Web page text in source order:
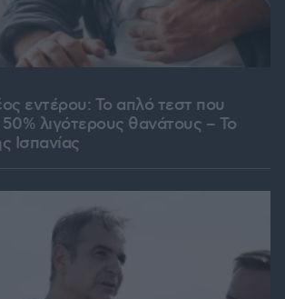
εντέρου: Το απλό τεστ που
λιγότερους θανάτους – Το
Ισπανίας